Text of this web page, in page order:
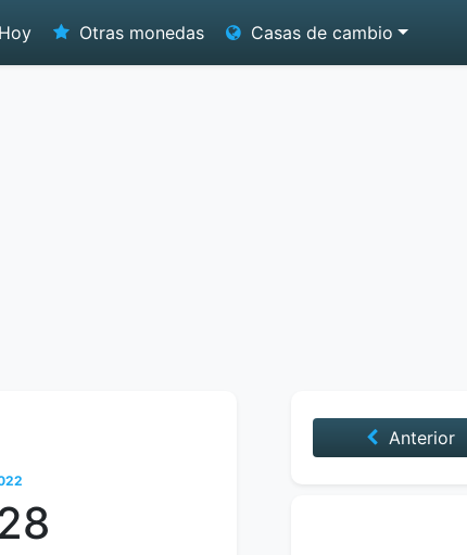
Otras monedas Casas de cambio
Anterior